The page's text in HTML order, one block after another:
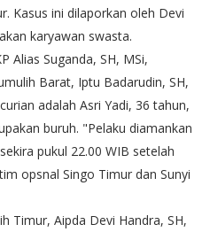
Kasus ini dilaporkan oleh Devi
karyawan swasta.
Alias Suganda, SH, MSi,
Barat, Iptu Badarudin, SH,
adalah Asri Yadi, 36 tahun,
buruh. "Pelaku diamankan
pukul 22.00 WIB setelah
opsnal Singo Timur dan Sunyi
Timur, Aipda Devi Handra, SH,